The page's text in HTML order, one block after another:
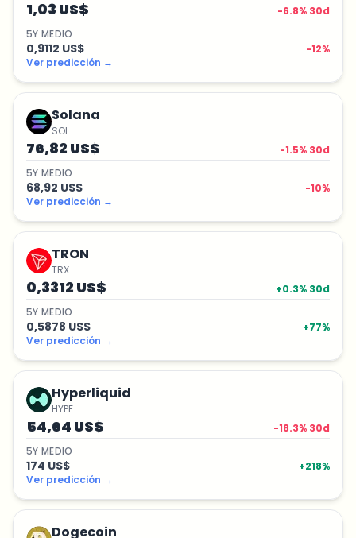
1,03 US$ -6.8% 30d
5Y MEDIO
0,9112 US$ -12%
Ver predicción →
Solana
SOL
76,82 US$ -1.5% 30d
5Y MEDIO
68,92 US$ -10%
Ver predicción →
TRON
TRX
0,3312 US$ +0.3% 30d
5Y MEDIO
0,5878 US$ +77%
Ver predicción →
Hyperliquid
HYPE
54,64 US$ -18.3% 30d
5Y MEDIO
174 US$ +218%
Ver predicción →
Dogecoin